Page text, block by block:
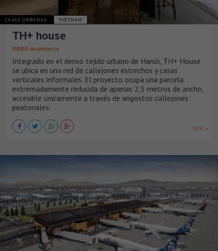
CASAS URBANAS VIETNAM
TH+ house
ODDO architects
Integrado en el denso tejido urbano de Hanói, TH+ House
se ubica en una red de callejones estrechos y casas
verticales informales. El proyecto ocupa una parcela
extremadamente reducida de apenas 2,5 metros de ancho,
accesible únicamente a través de angostos callejones
peatonales.
VER +